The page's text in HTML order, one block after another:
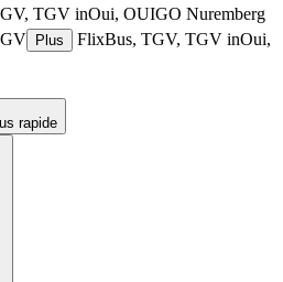
TGV inOui, OUIGO Nuremberg
Plus
FlixBus, TGV, TGV inOui,
rapide